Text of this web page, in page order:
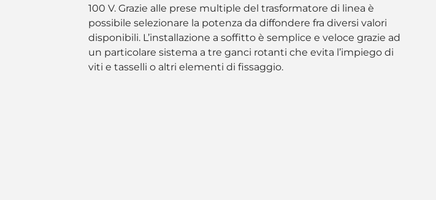
100 V. Grazie alle prese multiple del trasformatore di linea è
possibile selezionare la potenza da diffondere fra diversi valori
disponibili. L’installazione a soffitto è semplice e veloce grazie ad
un particolare sistema a tre ganci rotanti che evita l’impiego di
viti e tasselli o altri elementi di fissaggio.